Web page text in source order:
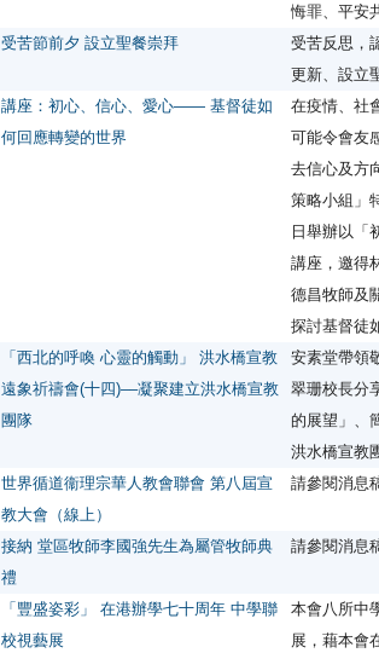
悔罪、平安
受苦節前夕 設立聖餐崇拜
受苦反思，
更新、設立
講座：初心、信心、愛心—— 基督徒如
何回應轉變的世界
在疫情、社
可能令會友
去信心及方
策略小組」
日舉辦以「
講座，邀得
德昌牧師及
探討基督徒
「西北的呼喚 心靈的觸動」 洪水橋宣教
遠象祈禱會(十四)––凝聚建立洪水橋宣教
團隊
安素堂帶領
翠珊校長分
的展望」、
洪水橋宣教
世界循道衞理宗華人教會聯會 第八屆宣
教大會（線上）
請參閱消息
接納 堂區牧師李國強先生為屬管牧師典
禮
請參閱消息
「豐盛姿彩」 在港辦學七十周年 中學聯
校視藝展
本會八所中
展，藉本會